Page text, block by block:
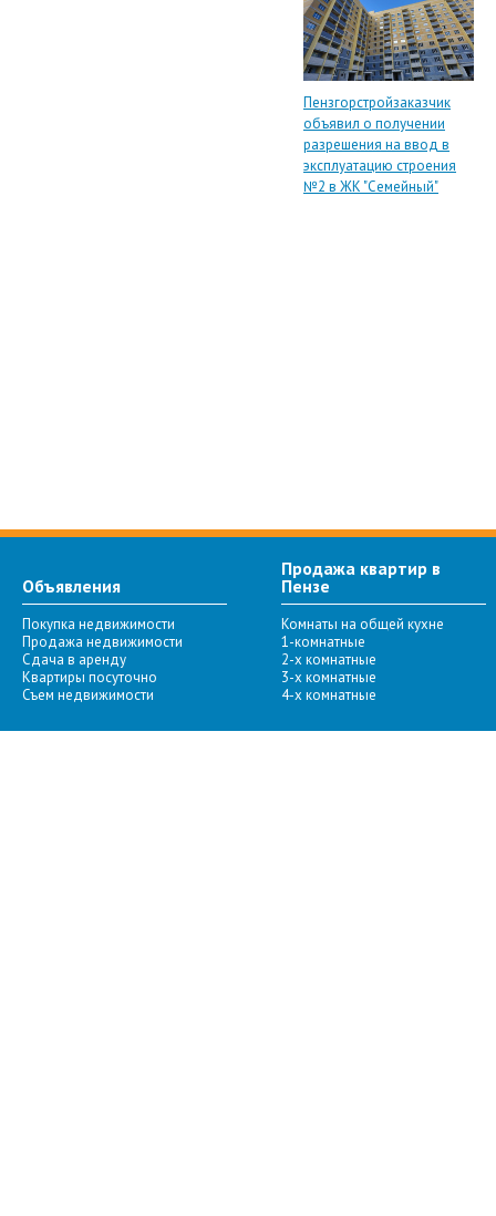
Пензгорстройзаказчик
объявил о получении
разрешения на ввод в
эксплуатацию строения
№2 в ЖК "Семейный"
Объявления
Покупка недвижимости
Продажа недвижимости
Сдача в аренду
Квартиры посуточно
Съем недвижимости
Продажа квартир в
Пензе
Комнаты на общей кухне
1-комнатные
2-х комнатные
3-х комнатные
4-х комнатные